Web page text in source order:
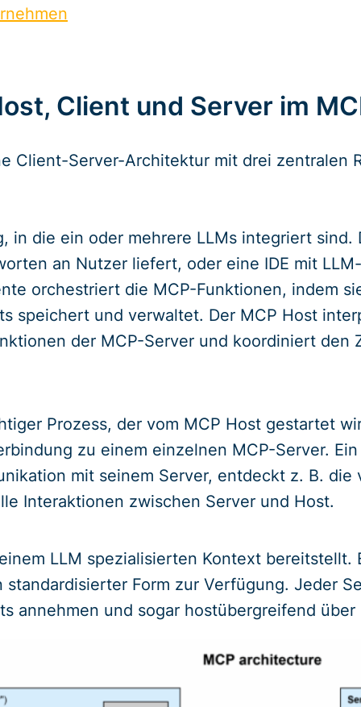
Client und Server im
Client-Server-Architektur mit drei zentralen
in die ein oder mehrere LLMs integriert
an Nutzer liefert, oder eine IDE mit
orchestriert die MCP-Funktionen, indem
speichert und verwaltet. Der MCP Host
der MCP-Server und koordiniert den
Prozess, der vom MCP Host gestartet
zu einem einzelnen MCP-Server.
mit seinem Server, entdeckt z. B.
Interaktionen zwischen Server und Host.
LLM spezialisierten Kontext bereitstellt.
standardisierter Form zur Verfügung. Jeder
annehmen und sogar hostübergreifend